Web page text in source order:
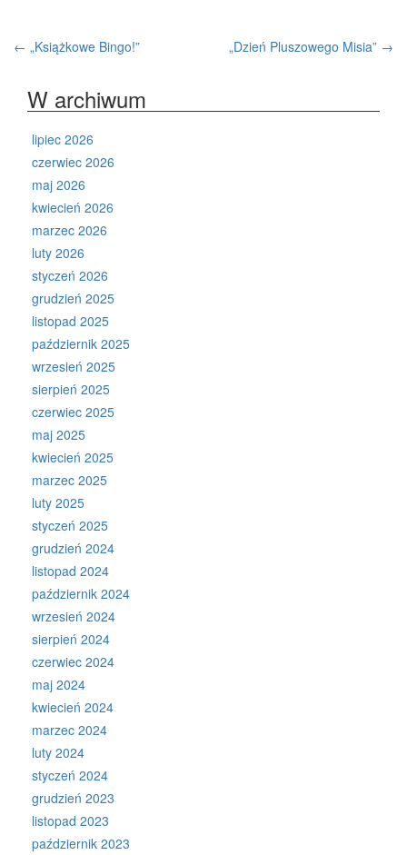
Zobacz
wpisy
← „Książkowe Bingo!” „Dzień Pluszowego Misia” →
W archiwum
lipiec 2026
czerwiec 2026
maj 2026
kwiecień 2026
marzec 2026
luty 2026
styczeń 2026
grudzień 2025
listopad 2025
październik 2025
wrzesień 2025
sierpień 2025
czerwiec 2025
maj 2025
kwiecień 2025
marzec 2025
luty 2025
styczeń 2025
grudzień 2024
listopad 2024
październik 2024
wrzesień 2024
sierpień 2024
czerwiec 2024
maj 2024
kwiecień 2024
marzec 2024
luty 2024
styczeń 2024
grudzień 2023
listopad 2023
październik 2023